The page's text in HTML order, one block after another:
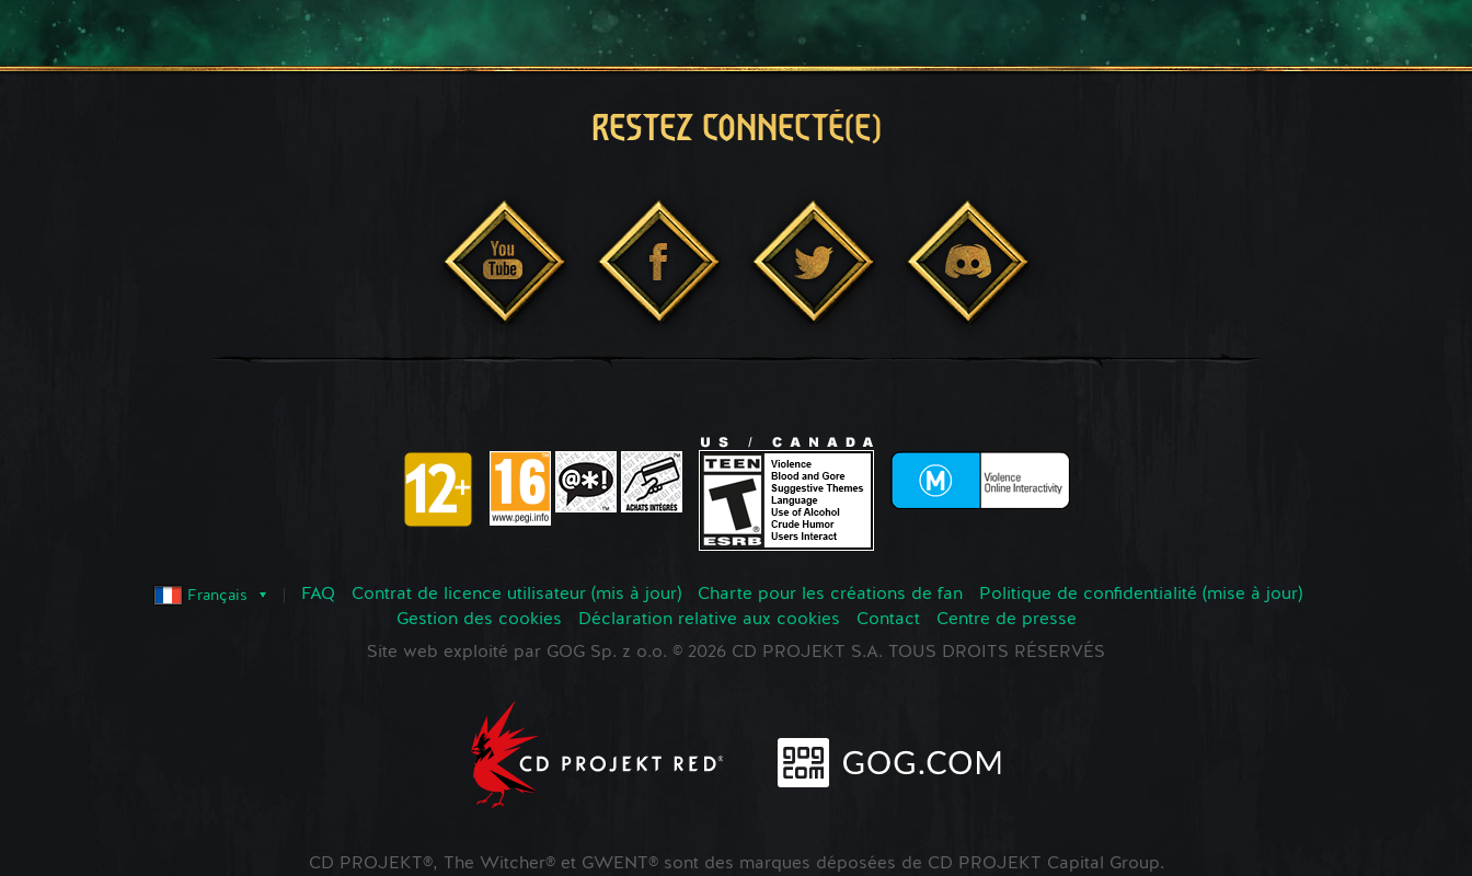
RESTEZ CONNECTÉ(E)
Français FAQ Contrat de licence utilisateur (mis à jour) Charte pour les créations de fan
Politique de confidentialité (mise à jour)
Gestion des cookies
Déclaration relative aux cookies Contact
Centre de presse
Site web exploité par GOG Sp. z o.o. © 2026 CD PROJEKT S.A. TOUS DROITS RÉSERVÉS
CD PROJEKT®, The Witcher® et GWENT® sont des marques déposées de CD PROJEKT Capital Group.